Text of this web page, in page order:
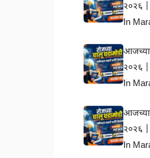
२०२६
In
आजच्या
२०२६
In
आजच्या
२०२६
In